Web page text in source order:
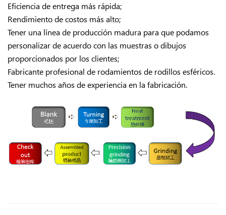
Eficiencia de entrega más rápida;
Rendimiento de costos más alto;
Tener una línea de producción madura para que podamos
personalizar de acuerdo con las muestras o dibujos
proporcionados por los clientes;
Fabricante profesional de rodamientos de rodillos esféricos.
Tener muchos años de experiencia en la fabricación.